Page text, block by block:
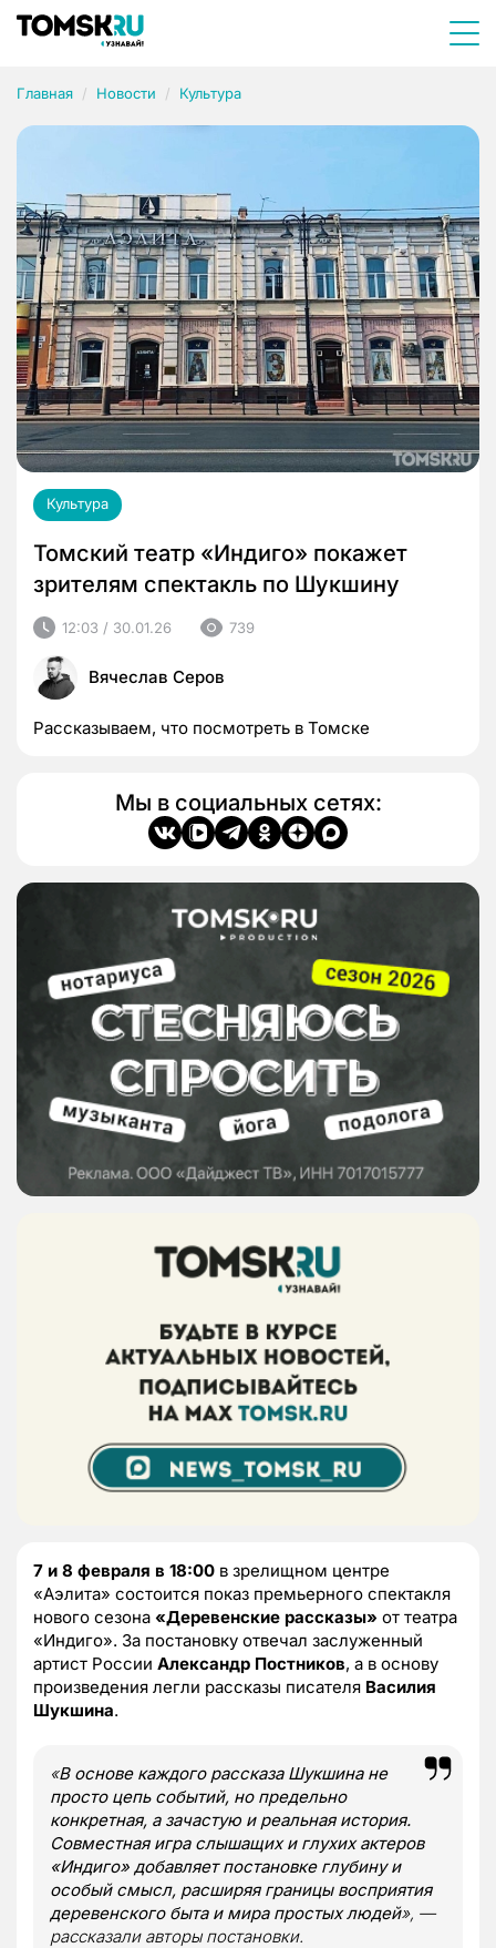
Главная Новости Культура
Культура
Томский театр «Индиго» покажет
зрителям спектакль по Шукшину
12:03 / 30.01.26 739
Вячеслав Серов
Рассказываем, что посмотреть в Томске
Мы в социальных сетях:
7 и 8 февраля в 18:00 в зрелищном центре
«Аэлита» состоится показ премьерного спектакля
нового сезона «Деревенские рассказы» от театра
«Индиго». За постановку отвечал заслуженный
артист России Александр Постников, а в основу
произведения легли рассказы писателя Василия
Шукшина.
«В основе каждого рассказа Шукшина не
просто цепь событий, но предельно
конкретная, а зачастую и реальная история.
Совместная игра слышащих и глухих актеров
«Индиго» добавляет постановке глубину и
особый смысл, расширяя границы восприятия
деревенского быта и мира простых людей», —
рассказали авторы постановки.